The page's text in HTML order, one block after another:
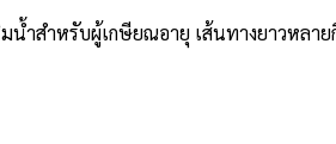
น้ำสำหรับผู้เกษียณอายุ เส้นทางยาวหลา